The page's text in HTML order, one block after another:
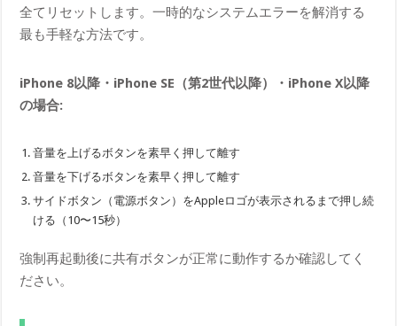
全てリセットします。一時的なシステムエラーを解消する
最も手軽な方法です。
iPhone 8以降・iPhone SE（第2世代以降）・iPhone X以降
の場合:
音量を上げるボタンを素早く押して離す
音量を下げるボタンを素早く押して離す
サイドボタン（電源ボタン）をAppleロゴが表示されるまで押し続
ける（10〜15秒）
強制再起動後に共有ボタンが正常に動作するか確認してく
ださい。